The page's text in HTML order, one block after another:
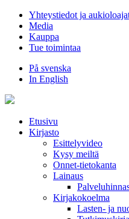
Hyppää
sisältöön
Yhteystiedot ja
Media
Kauppa
Tue toimintaa
På svenska
In English
Etusivu
Kirjasto
Esittelyvideo
Kysy meiltä
Onnet-tietokanta
Lainaus
Kirjakokoelma
Lasten- ja